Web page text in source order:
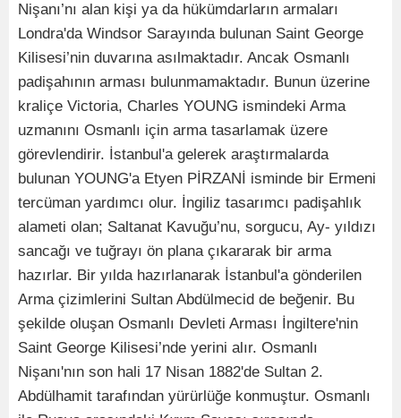
Nişanı’nı alan kişi ya da hükümdarların armaları
Londra'da Windsor Sarayında bulunan Saint George
Kilisesi’nin duvarına asılmaktadır. Ancak Osmanlı
padişahının arması bulunmamaktadır. Bunun üzerine
kraliçe Victoria, Charles YOUNG ismindeki Arma
uzmanını Osmanlı için arma tasarlamak üzere
görevlendirir. İstanbul'a gelerek araştırmalarda
bulunan YOUNG'a Etyen PİRZANİ isminde bir Ermeni
tercüman yardımcı olur. İngiliz tasarımcı padişahlık
alameti olan; Saltanat Kavuğu’nu, sorgucu, Ay- yıldızı
sancağı ve tuğrayı ön plana çıkararak bir arma
hazırlar. Bir yılda hazırlanarak İstanbul'a gönderilen
Arma çizimlerini Sultan Abdülmecid de beğenir. Bu
şekilde oluşan Osmanlı Devleti Arması İngiltere'nin
Saint George Kilisesi’nde yerini alır. Osmanlı
Nişanı'nın son hali 17 Nisan 1882'de Sultan 2.
Abdülhamit tarafından yürürlüğe konmuştur. Osmanlı